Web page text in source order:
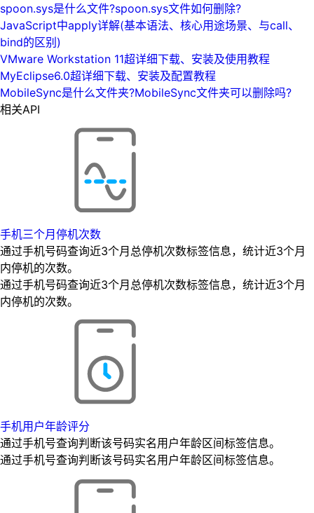
spoon.sys是什么文件?spoon.sys文件如何删除?
JavaScript中apply详解(基本语法、核心用途场景、与call、
bind的区别)
VMware Workstation 11超详细下载、安装及使用教程
MyEclipse6.0超详细下载、安装及配置教程
MobileSync是什么文件夹?MobileSync文件夹可以删除吗?
相关API
手机三个月停机次数
通过手机号码查询近3个月总停机次数标签信息，统计近3个月
内停机的次数。
通过手机号码查询近3个月总停机次数标签信息，统计近3个月
内停机的次数。
手机用户年龄评分
通过手机号查询判断该号码实名用户年龄区间标签信息。
通过手机号查询判断该号码实名用户年龄区间标签信息。